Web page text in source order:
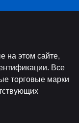
на этом сайте,
Все
торговые марки